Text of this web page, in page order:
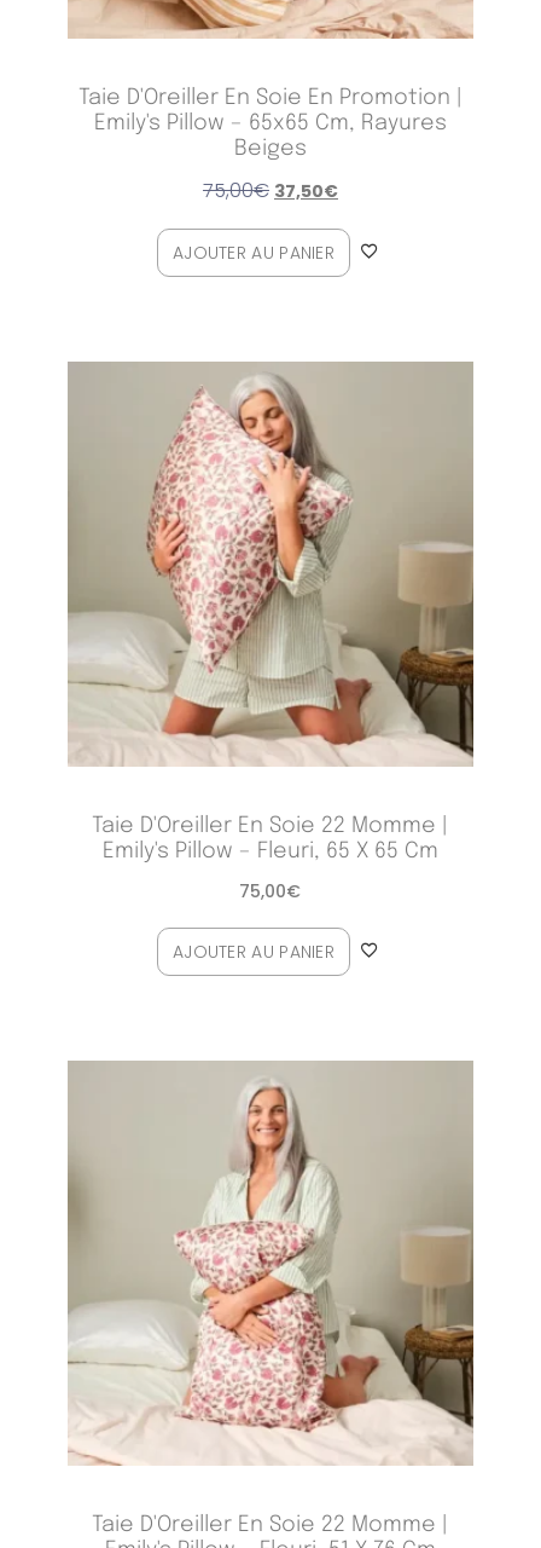
Taie D'Oreiller En Soie En Promotion |
Emily's Pillow – 65x65 Cm, Rayures
Beiges
75,00€ 37,50€
AJOUTER AU PANIER
Taie D'Oreiller En Soie 22 Momme |
Emily's Pillow – Fleuri, 65 X 65 Cm
75,00€
AJOUTER AU PANIER
Taie D'Oreiller En Soie 22 Momme |